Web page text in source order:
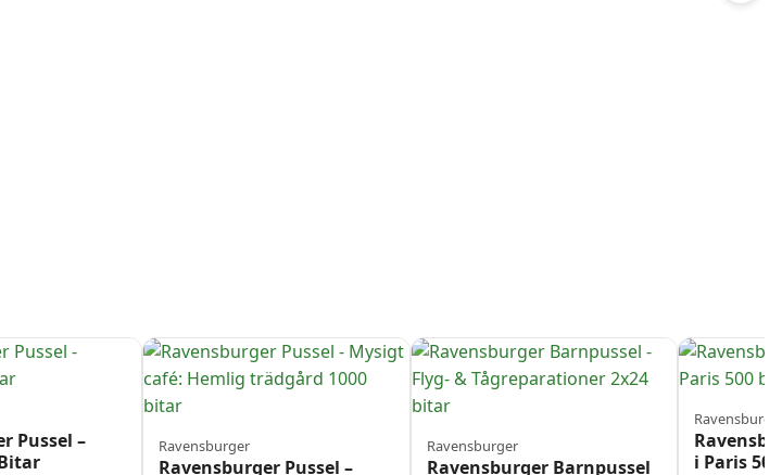
Pussel –
Ravensburger
Ravensburger Pussel –
Ravensburger
Ravensburger Barnpussel
i Paris